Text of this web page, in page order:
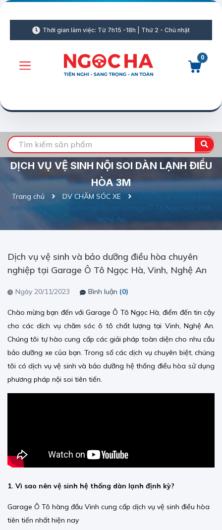
Thời gian làm việc: Từ 7h15 -18h | Thứ 2 - Chủ nhật
0
DỊCH VỤ VỆ SINH NỘI SOI DÀN LẠNH ĐIỀU
HÒA 3M
Trang chủ DV CHĂM SÓC XE
Dịch vụ vệ sinh và bảo
dưỡng điều hòa chuyên nghiệp tại Garage Ô Tô Ngọc Hà, Vinh,
Nghệ An
Dịch vụ vệ sinh và bảo dưỡng điều hòa chuyên
nghiệp tại Garage Ô Tô Ngọc Hà, Vinh, Nghệ An
Ngày 20/11/2023 Bình luận (0)
Chào mừng bạn đến với Garage Ô Tô Ngọc Hà, điểm đến tin cậy
cho các dịch vụ chăm sóc ô tô chất lượng tại Vinh, Nghệ An.
Chúng tôi tự hào cung cấp các giải pháp toàn diện cho nhu cầu
bảo dưỡng xe của bạn. Trong số các dịch vụ chuyên biệt, chúng
tôi có dịch vụ vệ sinh và bảo dưỡng hệ thống điều hòa sử dụng
phương pháp nội soi tiên tiến.
1. Vì sao nên vệ sinh hệ thống dàn lạnh định kỳ?
Garage Ô Tô hàng đầu Vinh cung cấp dịch vụ vệ sinh điều hòa
tiên tiến nhất hiện nay